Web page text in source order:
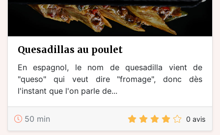
quesadillas au poulet
En espagnol, le nom de quesadilla vient de
"queso" qui veut dire "fromage", donc dès
l'instant que l'on parle de...
50 min 0 avis